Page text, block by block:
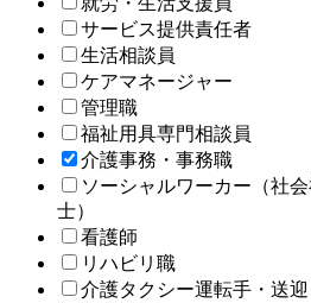
サービス提供責任者
生活相談員
ケアマネージャー
管理職
福祉用具専門相談員
介護事務・事務職
ソーシャルワーカー（社
士）
看護師
リハビリ職
介護タクシー運転手・送迎